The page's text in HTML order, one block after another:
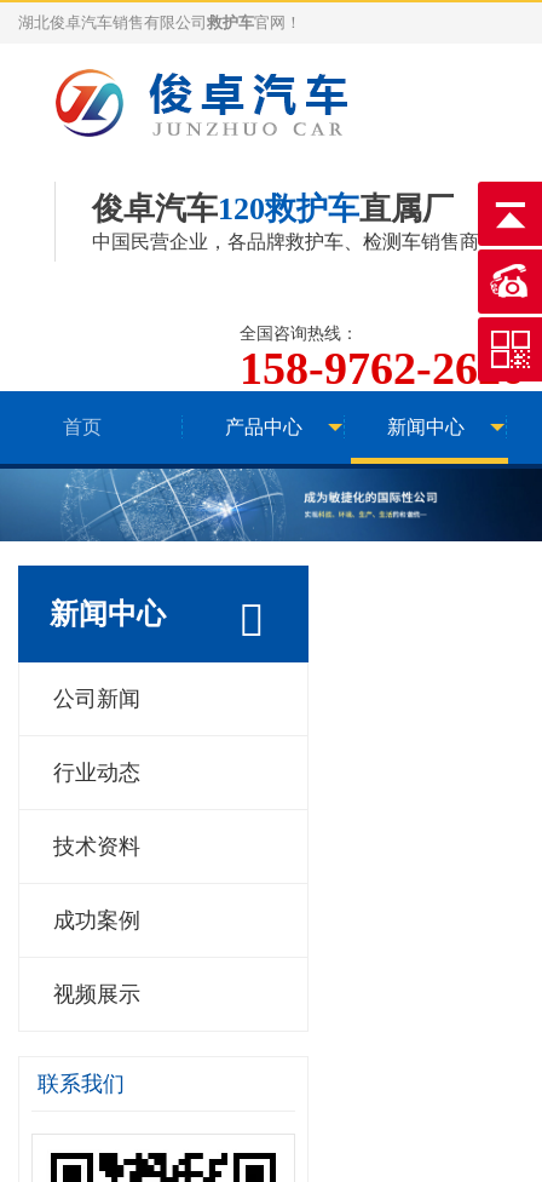
湖北俊卓汽车销售有限公司 救护车官网！
俊卓汽车120救护车直属厂
中国民营企业，各品牌救护车 检测车销售商
全国咨询热线：
158-9762-2626
首页 产品中心 新闻中心
新闻中心
公司新闻
行业动态
技术资料
成功案例
视频展示
联系我们